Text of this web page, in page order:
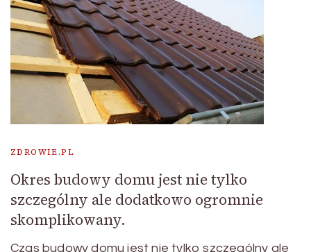
ZDROWIE.PL
Okres budowy domu jest nie tylko
szczególny ale dodatkowo ogromnie
skomplikowany.
Czas budowy domu jest nie tylko szczególny ale